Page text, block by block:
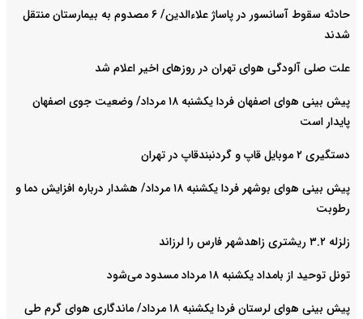
حادثه سقوط آسانسور در پاساژ علاءالدین/ ۶ مصدوم به بیمارستان منتقل
شدند
علت صلی آلودگی هوای تهران در روزهای اخیر اعلام شد
پیش بینی هوای اصفهان فردا یکشنبه ۱۸ مرداد/ وضعیت جوی اصفهان
پایدار است
دستگیری ۲ موبایل قاپ و گردنبندقاپ در تهران
پیش بینی هوای بوشهر فردا یکشنبه ۱۸ مرداد/ هشدار درباره افزایش دما و
رطوبت
زلزله ۳.۲ ریشتری زاهدشهر فارس را لرزاند
تونل توحید از بامداد یکشنبه ۱۸ مرداد مسدود می‌شود
پیش بینی هوای لرستان فردا یکشنبه ۱۸ مرداد/ ماندگاری هوای گرم طی